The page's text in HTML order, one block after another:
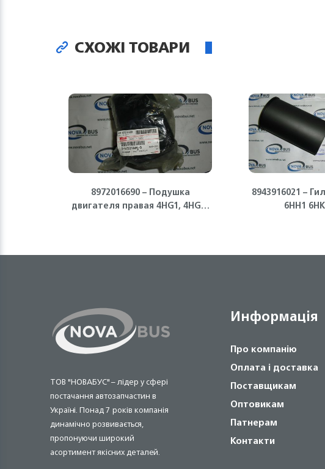
СХОЖІ ТОВАРИ
8972016690 – Подушка
двигателя правая 4HG1, 4HG1-
8943916021 –
6HH1
ТОВ "НОВАБУС" – лідер у сфері
постачання автозапчастин в
Україні. Понад 7 років компанія
динамічно розвивається,
пропонуючи широкий
асортимент якісних деталей.
Информація
Про компанію
Оплата і доставка
Поставщикам
Оптовикам
Патнерам
Контакти